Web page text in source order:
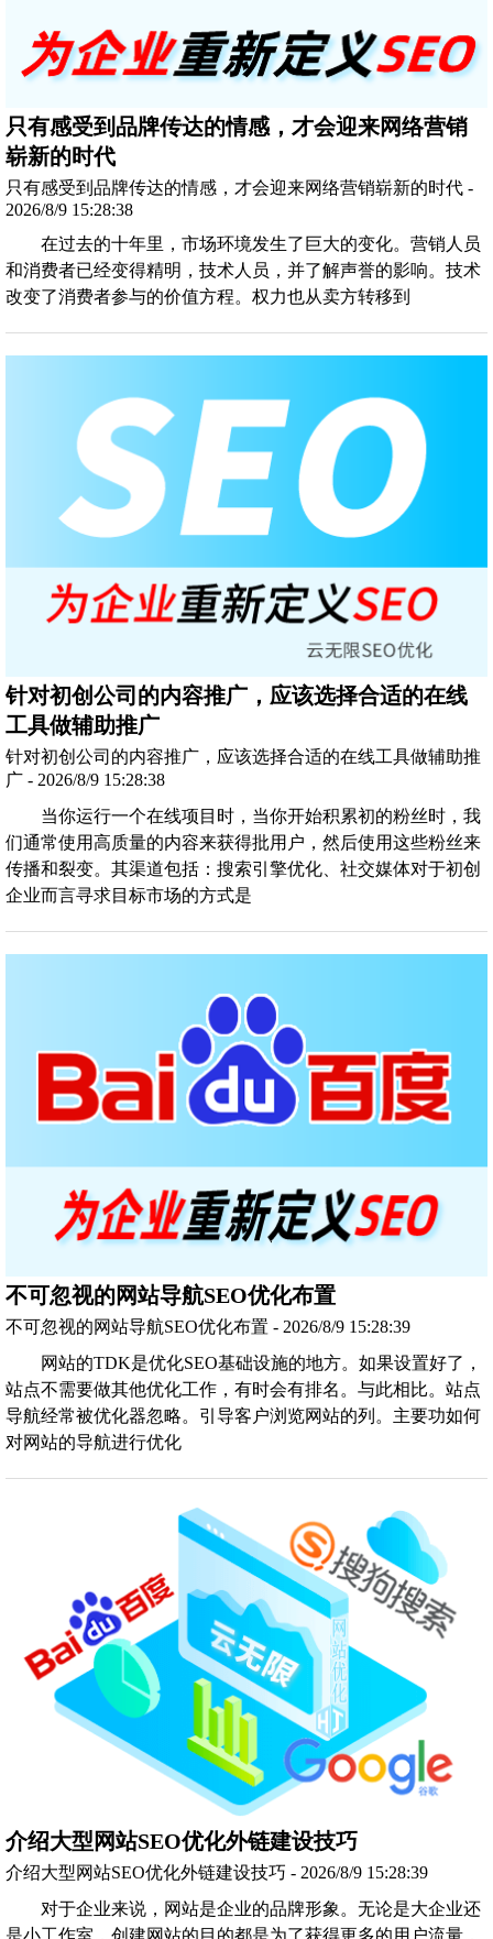
只有感受到品牌传达的情感，才会迎来网络营销
崭新的时代
只有感受到品牌传达的情感，才会迎来网络营销崭新的时代 -
2026/8/9 15:28:38
在过去的十年里，市场环境发生了巨大的变化。营销人员
和消费者已经变得精明，技术人员，并了解声誉的影响。技术
改变了消费者参与的价值方程。权力也从卖方转移到
针对初创公司的内容推广，应该选择合适的在线
工具做辅助推广
针对初创公司的内容推广，应该选择合适的在线工具做辅助推
广 - 2026/8/9 15:28:38
当你运行一个在线项目时，当你开始积累初的粉丝时，我
们通常使用高质量的内容来获得批用户，然后使用这些粉丝来
传播和裂变。其渠道包括：搜索引擎优化、社交媒体对于初创
企业而言寻求目标市场的方式是
不可忽视的网站导航SEO优化布置
不可忽视的网站导航SEO优化布置 - 2026/8/9 15:28:39
网站的TDK是优化SEO基础设施的地方。如果设置好了，
站点不需要做其他优化工作，有时会有排名。与此相比。站点
导航经常被优化器忽略。引导客户浏览网站的列。主要功如何
对网站的导航进行优化
介绍大型网站SEO优化外链建设技巧
介绍大型网站SEO优化外链建设技巧 - 2026/8/9 15:28:39
对于企业来说，网站是企业的品牌形象。无论是大企业还
是小工作室，创建网站的目的都是为了获得更多的用户流量，